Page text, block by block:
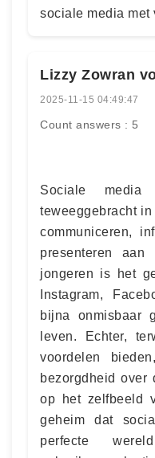
sociale media met
Lizzy Zowran
2025-11-15 04:49:47
Count answers : 5
Sociale media
teweeggebracht
communiceren,
presenteren
jongeren is het
Instagram,
bijna onmisbaar
leven. Echter,
voordelen
bezorgdheid over
op het zelfbeeld
geheim dat
perfecte